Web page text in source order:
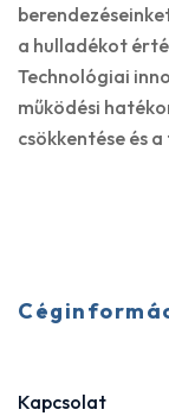
a hulladékot
Technológiai
működési
csökkentése és
Kapcsolat